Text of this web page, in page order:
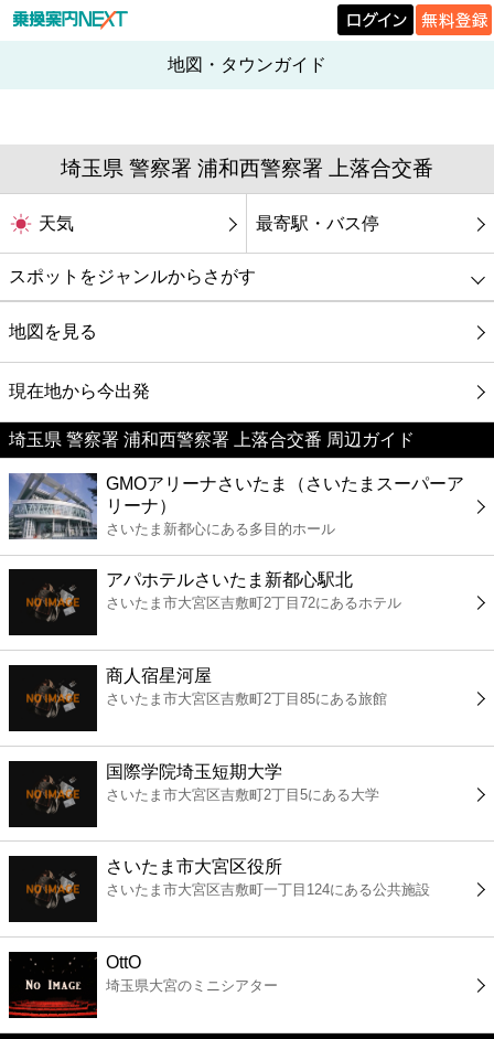
地図・タウンガイド
埼玉県 警察署 浦和西警察署 上落合交番
天気 最寄駅・バス停
スポットをジャンルからさがす
グルメ
映画
美容
コンビニ
薬局
スーパー
エンタメ
レジャー
書店
ファミレス
ファーストフード
カフェ
地図を見る
現在地から今出発
埼玉県 警察署 浦和西警察署 上落合交番 周辺ガイド
GMOアリーナさいたま（さいたまスーパーア
リーナ）
さいたま新都心にある多目的ホール
アパホテルさいたま新都心駅北
さいたま市大宮区吉敷町2丁目72にあるホテル
商人宿星河屋
さいたま市大宮区吉敷町2丁目85にある旅館
国際学院埼玉短期大学
さいたま市大宮区吉敷町2丁目5にある大学
さいたま市大宮区役所
さいたま市大宮区吉敷町一丁目124にある公共施設
OttO
埼玉県大宮のミニシアター